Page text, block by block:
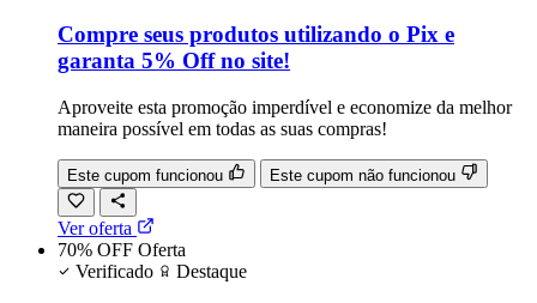
Compre seus produtos utilizando o Pix e
garanta 5% Off no site!
Aproveite esta promoção imperdível e economize da melhor
maneira possível em todas as suas compras!
Este cupom funcionou Este cupom não funcionou
Ver oferta
70% OFF Oferta
Verificado
Destaque